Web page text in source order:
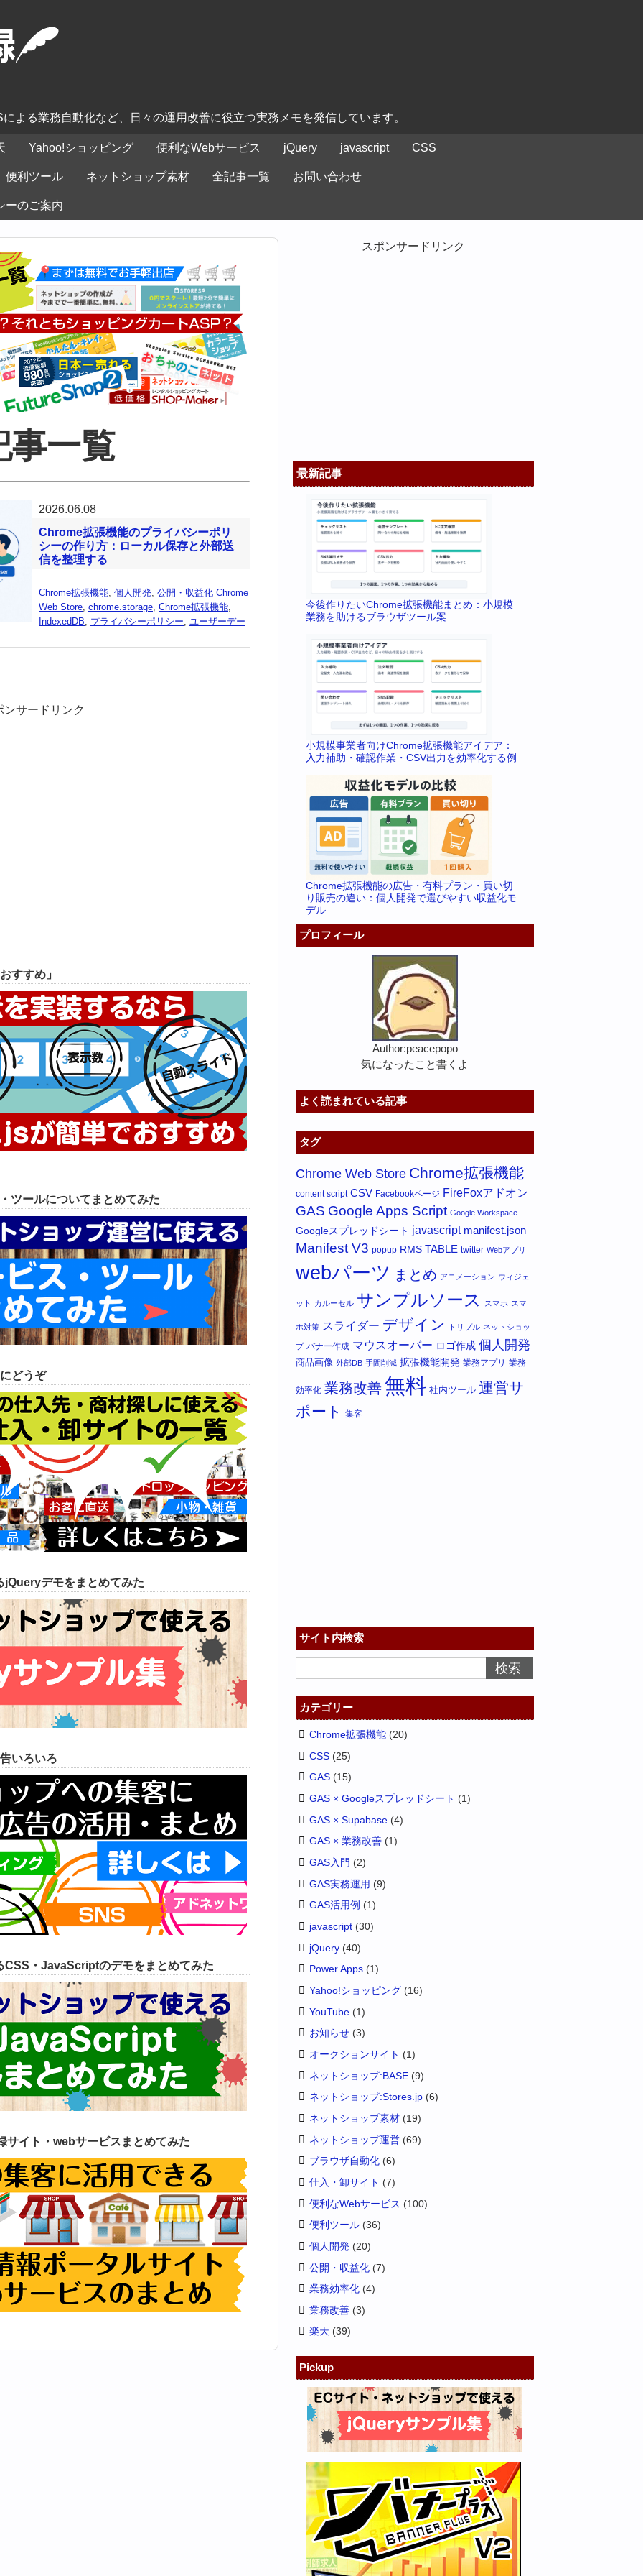
よる業務自動化など、日々の運用改善に役立つ実務メモを発信しています。
Yahoo!ショッピング 便利なWebサービス jQuery javascript CSS
便利ツール ネットショップ素材 全記事一覧 お問い合わせ
ーのご案内
事一覧
2026.06.08
Chrome拡張機能のプライバシーポリ
シーの作り方：ローカル保存と外部送
信を整理する
Chrome拡張機能, 個人開発, 公開・収益化 Chrome
Web Store, chrome.storage, Chrome拡張機能,
IndexedDB, プライバシーポリシー, ユーザーデー
ンサードリンク
すすめ」
ツールについてまとめてみた
どうぞ
jQueryデモをまとめてみた
いろいろ
CSS・JavaScriptのデモをまとめてみた
サイト・webサービスまとめてみた
スポンサードリンク
最新記事
今後作りたいChrome拡張機能まとめ：小規模
業務を助けるブラウザツール案
小規模事業者向けChrome拡張機能アイデア：
入力補助・確認作業・CSV出力を効率化する例
Chrome拡張機能の広告・有料プラン・買い切
り販売の違い：個人開発で選びやすい収益化モ
デル
プロフィール
Author:peacepopo
気になったこと書くよ
よく読まれている記事
タグ
Chrome Web Store Chrome拡張機能
content script CSV Facebookページ FireFoxアドオン
GAS Google Apps Script Google Workspace
Googleスプレッドシート javascript manifest.json
Manifest V3 popup RMS TABLE twitter Webアプリ
webパーツ まとめ アニメーション ウィジェ
ット カルーセル サンプルソース スマホ スマ
ホ対策 スライダー デザイン トリプル ネットショッ
プ バナー作成 マウスオーバー ロゴ作成 個人開発
商品画像 外部DB 手間削減 拡張機能開発 業務アプリ 業務
効率化 業務改善無料 社内ツール 運営サ
ポート
集客
サイト内検索
カテゴリー
Chrome拡張機能 (20)
CSS (25)
GAS (15)
GAS × Googleスプレッドシート (1)
GAS × Supabase (4)
GAS × 業務改善 (1)
GAS入門 (2)
GAS実務運用 (9)
GAS活用例 (1)
javascript (30)
jQuery (40)
Power Apps (1)
Yahoo!ショッピング (16)
YouTube (1)
お知らせ (3)
オークションサイト (1)
ネットショップ:BASE (9)
ネットショップ:Stores.jp (6)
ネットショップ素材 (19)
ネットショップ運営 (69)
ブラウザ自動化 (6)
仕入・卸サイト (7)
便利なWebサービス (100)
便利ツール (36)
個人開発 (20)
公開・収益化 (7)
業務効率化 (4)
業務改善 (3)
楽天 (39)
Pickup